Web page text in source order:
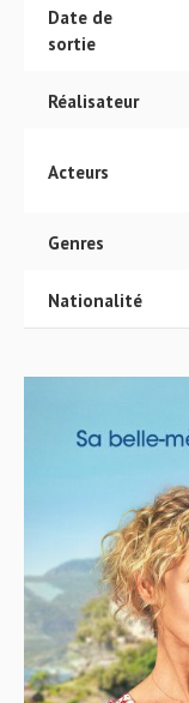
Date de
sortie
Réalisateur
Acteurs
Genres
Nationalité